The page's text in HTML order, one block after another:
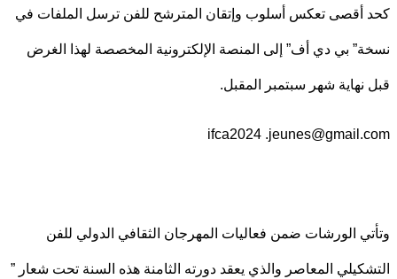
أقصى تعكس أسلوب وإتقان المترشح للفن ترسل الملفات في
بي دي أف” إلى المنصة الإلكترونية المخصصة لهذا الغرض
شهر سبتمبر المقبل.
ifca2024
الورشات ضمن فعاليات المهرجان الثقافي الدولي للفن
المعاصر والذي يعقد دورته الثامنة هذه السنة تحت شعار ”